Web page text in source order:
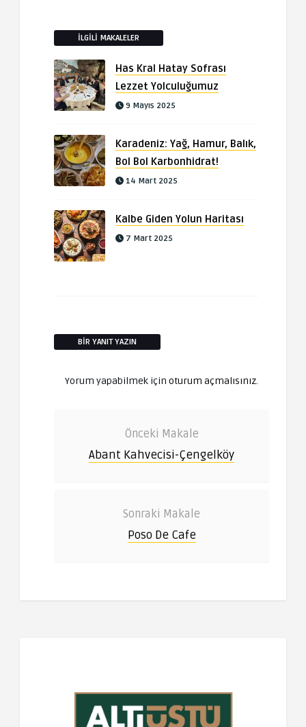
İLGILI MAKALELER
Has Kral Hatay Sofrası
Lezzet Yolculuğumuz
9 Mayıs 2025
Karadeniz: Yağ, Hamur, Balık,
Bol Bol Karbonhidrat!
14 Mart 2025
Kalbe Giden Yolun Haritası
7 Mart 2025
BIR YANIT YAZIN
Yorum yapabilmek için oturum açmalısınız.
Önceki Makale
Abant Kahvecisi-Çengelköy
Sonraki Makale
Poso De Cafe